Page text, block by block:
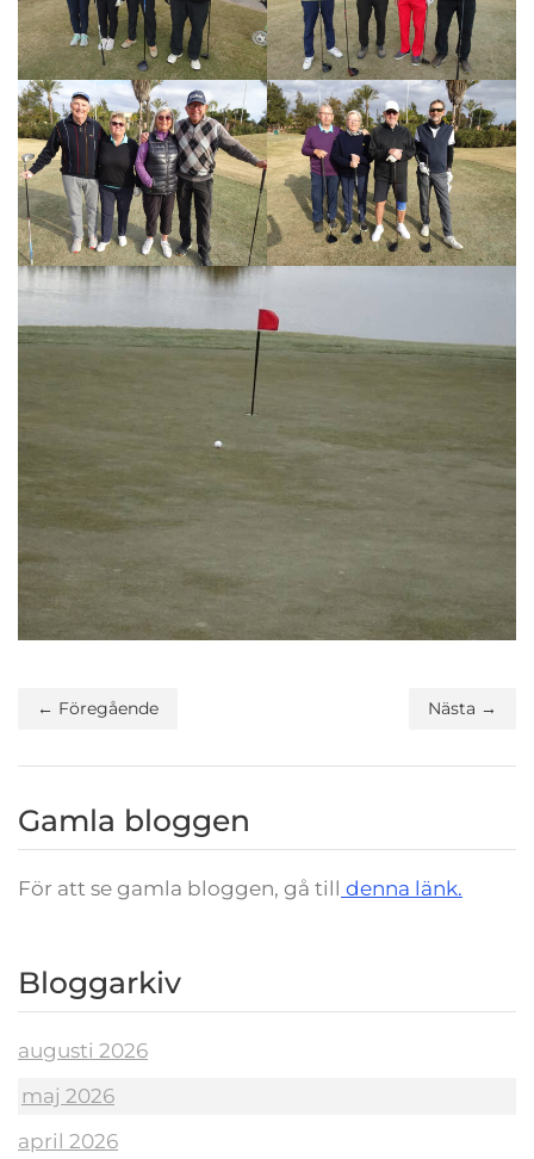
← Föregående Nästa →
Gamla bloggen
För att se gamla bloggen, gå till denna länk.
Bloggarkiv
augusti 2026
maj 2026
april 2026